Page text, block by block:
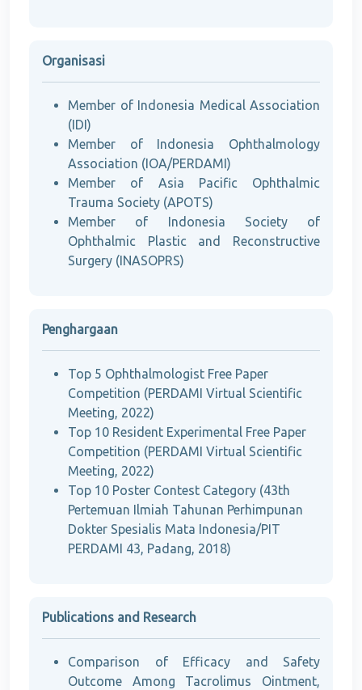
Organisasi
Member of Indonesia Medical Association
(IDI)
Member of Indonesia Ophthalmology
Association (IOA/PERDAMI)
Member of Asia Pacific Ophthalmic
Trauma Society (APOTS)
Member of Indonesia Society of
Ophthalmic Plastic and Reconstructive
Surgery (INASOPRS)
Penghargaan
Top 5 Ophthalmologist Free Paper
Competition (PERDAMI Virtual Scientific
Meeting, 2022)
Top 10 Resident Experimental Free Paper
Competition (PERDAMI Virtual Scientific
Meeting, 2022)
Top 10 Poster Contest Category (43th
Pertemuan Ilmiah Tahunan Perhimpunan
Dokter Spesialis Mata Indonesia/PIT
PERDAMI 43, Padang, 2018)
Publications and Research
Comparison of Efficacy and Safety
Outcome Among Tacrolimus Ointment,